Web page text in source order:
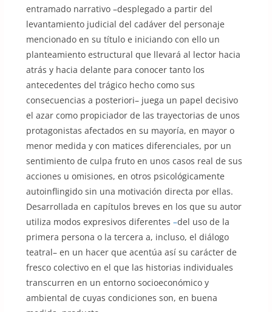
entramado narrativo –desplegado a partir del
levantamiento judicial del cadáver del personaje
mencionado en su título e iniciando con ello un
planteamiento estructural que llevará al lector hacia
atrás y hacia delante para conocer tanto los
antecedentes del trágico hecho como sus
consecuencias a posteriori– juega un papel decisivo
el azar como propiciador de las trayectorias de unos
protagonistas afectados en su mayoría, en mayor o
menor medida y con matices diferenciales, por un
sentimiento de culpa fruto en unos casos real de sus
acciones u omisiones, en otros psicológicamente
autoinflingido sin una motivación directa por ellas.
Desarrollada en capítulos breves en los que su autor
utiliza modos expresivos diferentes –del uso de la
primera persona o la tercera a, incluso, el diálogo
teatral– en un hacer que acentúa así su carácter de
fresco colectivo en el que las historias individuales
transcurren en un entorno socioeconómico y
ambiental de cuyas condiciones son, en buena